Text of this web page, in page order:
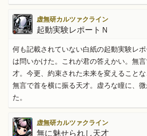
虚無研カルツァクライン
起動実験レポートＮ
何も記載されていない白紙の起動実験レ
は問いかけた。これが君の答えかい。無
才。今更、約束された未来を変えることな
無言で首を横に振る天才。虚ろな瞳に、
た。
虚無研カルツァクライン
無に魅せられし天才